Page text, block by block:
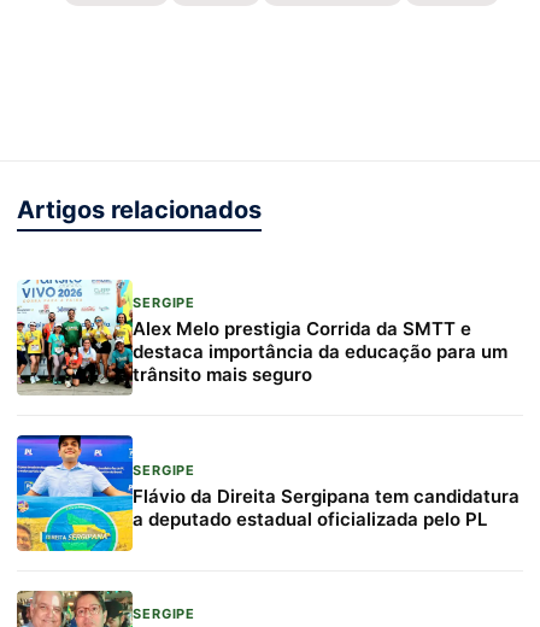
Artigos relacionados
SERGIPE
Alex Melo prestigia Corrida da SMTT e
destaca importância da educação para um
trânsito mais seguro
SERGIPE
Flávio da Direita Sergipana tem candidatura
a deputado estadual oficializada pelo PL
SERGIPE